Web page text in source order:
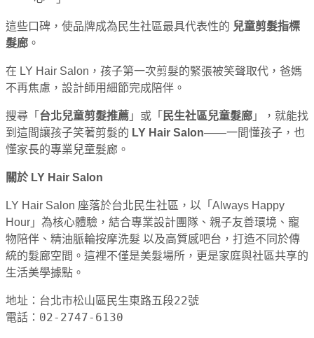
這些口碑，使品牌成為民生社區最具代表性的 兒童剪髮指標
髮廊 。
在 LY Hair Salon，孩子第一次剪髮的緊張被笑聲取代，爸媽
不再焦慮，設計師用細節完成陪伴。
搜尋「 台北兒童剪髮推薦 」或「 民生社區兒童髮廊 」，就能找
到這間讓孩子笑著剪髮的 LY Hair Salon——一間懂孩子，也
懂家長的專業兒童髮廊。
關於 LY Hair Salon
LY Hair Salon 座落於台北民生社區，以「Always Happy
Hour」為核心體驗，結合專業設計團隊、親子友善環境、寵
物陪伴、精油脈輪按摩洗髮 以及高質感吧台，打造不同於傳
統的髮廊空間。這裡不僅是美髮場所，更是家庭與社區共享的
生活美學據點。
地址：台北市松山區民生東路五段22號
電話：02-2747-6130